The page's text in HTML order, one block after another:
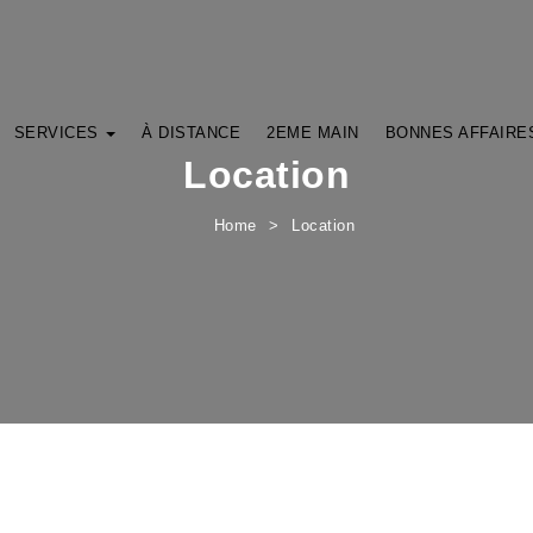
SERVICES À DISTANCE 2EME MAIN BONNES
Location
Home Location